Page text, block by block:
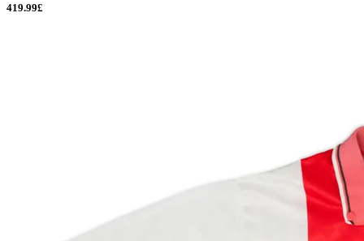
419.99£